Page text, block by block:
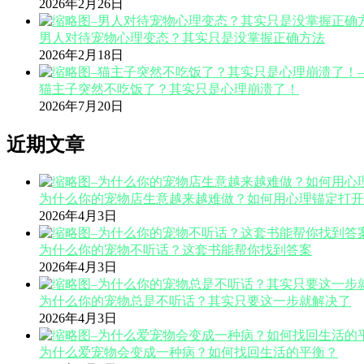
2026年2月26日
男人对待宠物心理变态？其实只是没掌握正确方法
2026年2月18日
猫主子突然不吃饭了？其实只是心理崩溃了！
2026年7月20日
近期文章
为什么你的宠物店生意越来越难做？如何用心理锚定打
2026年4月3日
为什么你的宠物不听话？这套书能帮你找到答案
2026年4月3日
为什么你的宠物总是不听话？其实只要这一步就解决了
2026年4月3日
为什么爱宠物会变成一种病？如何找回生活的平衡？